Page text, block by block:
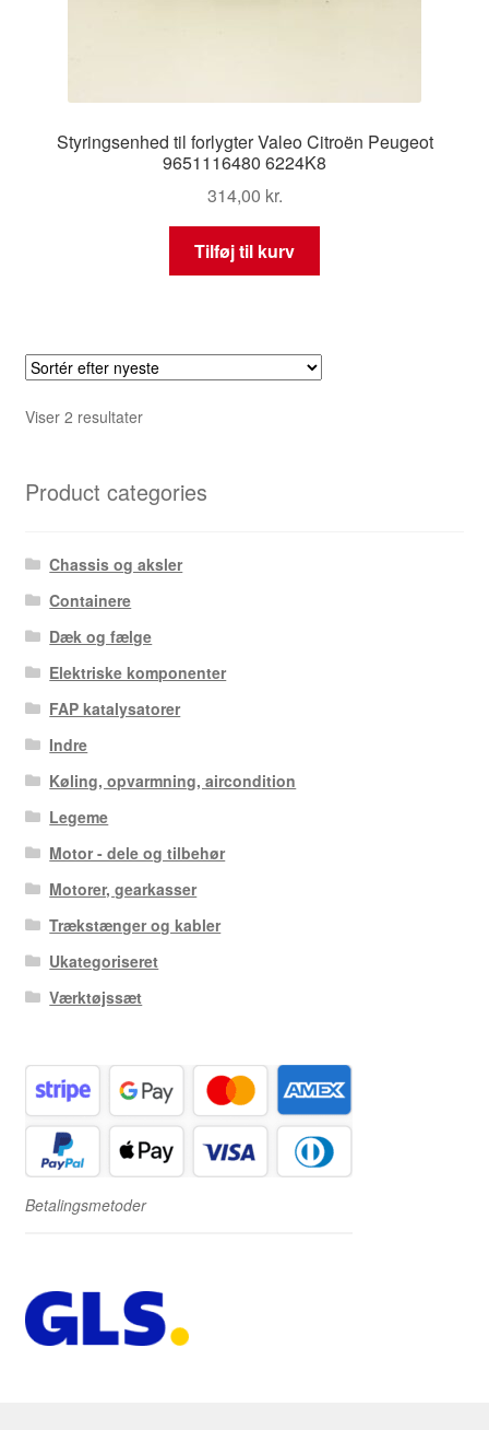
Styringsenhed til forlygter Valeo Citroën Peugeot
9651116480 6224K8
314,00 kr.
Tilføj til kurv
Viser 2 resultaterSorteret
Product categories
Chassis og aksler
Containere
Dæk og fælge
Elektriske komponenter
FAP katalysatorer
Indre
Køling, opvarmning, aircondition
Legeme
Motor - dele og tilbehør
Motorer, gearkasser
Trækstænger og kabler
Ukategoriseret
Værktøjssæt
Betalingsmetoder